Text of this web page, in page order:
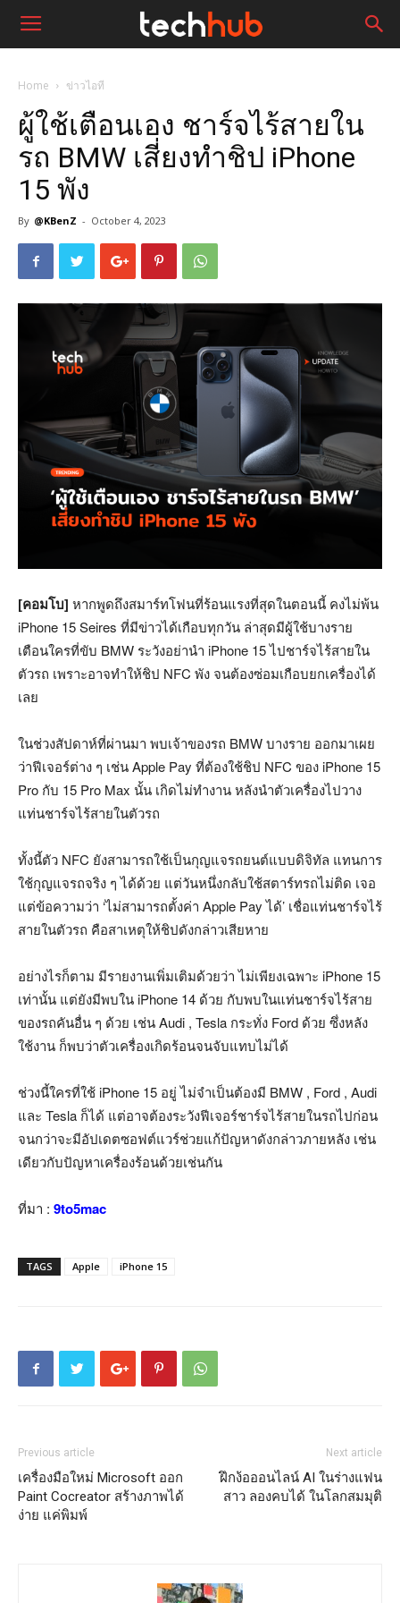
Home ข่าวไอที
ผู้ใช้เตือนเอง ชาร์จไร้สายใน
รถ BMW เสี่ยงทำชิป iPhone
15 พัง
By @KBenZ - October 4, 2023
[คอมโบ] หากพูดถึงสมาร์ทโฟนที่ร้อนแรงที่สุดในตอนนี้ คงไม่พ้น
iPhone 15 Seires ที่มีข่าวได้เกือบทุกวัน ล่าสุดมีผู้ใช้บางราย
เตือนใครที่ขับ BMW ระวังอย่านำ iPhone 15 ไปชาร์จไร้สายใน
ตัวรถ เพราะอาจทำให้ชิป NFC พัง จนต้องซ่อมเกือบยกเครื่องได้
เลย
ในช่วงสัปดาห์ที่ผ่านมา พบเจ้าของรถ BMW บางราย ออกมาเผย
ว่าฟีเจอร์ต่าง ๆ เช่น Apple Pay ที่ต้องใช้ชิป NFC ของ iPhone 15
Pro กับ 15 Pro Max นั้น เกิดไม่ทำงาน หลังนำตัวเครื่องไปวาง
แท่นชาร์จไร้สายในตัวรถ
ทั้งนี้ตัว NFC ยังสามารถใช้เป็นกุญแจรถยนต์แบบดิจิทัล แทนการ
ใช้กุญแจรถจริง ๆ ได้ด้วย แต่วันหนึ่งกลับใช้สตาร์ทรถไม่ติด เจอ
แต่ข้อความว่า ‘ไม่สามารถตั้งค่า Apple Pay ได้’ เชื่อแท่นชาร์จไร้
สายในตัวรถ คือสาเหตุให้ชิปดังกล่าวเสียหาย
อย่างไรก็ตาม มีรายงานเพิ่มเติมด้วยว่า ไม่เพียงเฉพาะ iPhone 15
เท่านั้น แต่ยังมีพบใน iPhone 14 ด้วย กับพบในแท่นชาร์จไร้สาย
ของรถคันอื่น ๆ ด้วย เช่น Audi , Tesla กระทั่ง Ford ด้วย ซึ่งหลัง
ใช้งาน ก็พบว่าตัวเครื่องเกิดร้อนจนจับแทบไม่ได้
ช่วงนี้ใครที่ใช้ iPhone 15 อยู่ ไม่จำเป็นต้องมี BMW , Ford , Audi
และ Tesla ก็ได้ แต่อาจต้องระวังฟีเจอร์ชาร์จไร้สายในรถไปก่อน
จนกว่าจะมีอัปเดตซอฟต์แวร์ช่วยแก้ปัญหาดังกล่าวภายหลัง เช่น
เดียวกับปัญหาเครื่องร้อนด้วยเช่นกัน
ที่มา : 9to5mac
TAGS Apple iPhone 15
Previous article
เครื่องมือใหม่ Microsoft ออก
Paint Cocreator สร้างภาพได้
ง่าย แค่พิมพ์
Next article
ฝึกง้อออนไลน์ AI ในร่างแฟน
สาว ลองคบได้ ในโลกสมมุติ